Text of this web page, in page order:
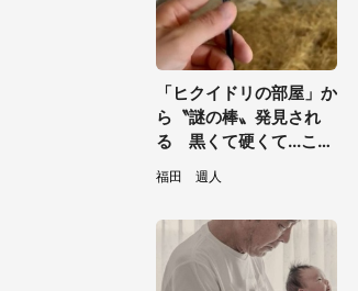
「ヒクイドリの部屋」か
ら〝謎の棒〟発見され
る 黒くて硬くて...これ
は何？動物園に聞く
福田 週人